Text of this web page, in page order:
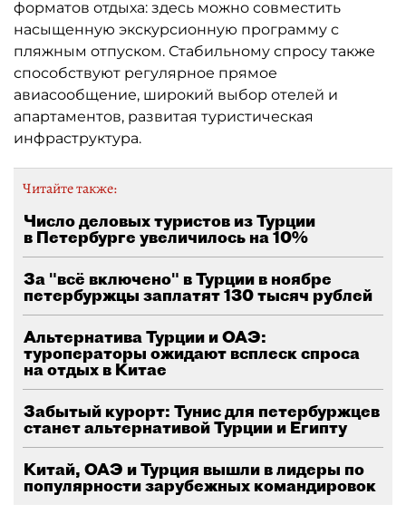
форматов отдыха: здесь можно совместить
насыщенную экскурсионную программу с
пляжным отпуском. Стабильному спросу также
способствуют регулярное прямое
авиасообщение, широкий выбор отелей и
апартаментов, развитая туристическая
инфраструктура.
Читайте также:
Число деловых туристов из Турции
в Петербурге увеличилось на 10%
За "всё включено" в Турции в ноябре
петербуржцы заплатят 130 тысяч рублей
Альтернатива Турции и ОАЭ:
туроператоры ожидают всплеск спроса
на отдых в Китае
Забытый курорт: Тунис для петербуржцев
станет альтернативой Турции и Египту
Китай, ОАЭ и Турция вышли в лидеры по
популярности зарубежных командировок